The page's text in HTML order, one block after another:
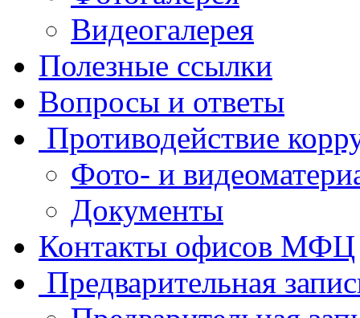
Видеогалерея
Полезные ссылки
Вопросы и ответы
Противодействие
Фото- и
Документы
Контакты офисов МФЦ
Предварительная